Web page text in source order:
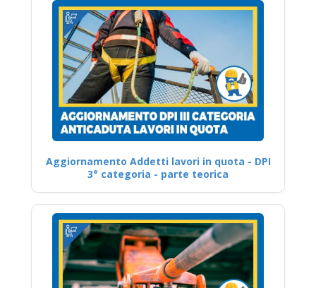
Aggiornamento Addetti lavori in quota - DPI
3° categoria - parte teorica